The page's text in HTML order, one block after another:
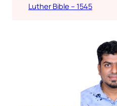
Luther Bible – 1545